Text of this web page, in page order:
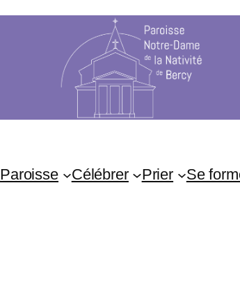
Paroisse Célébrer Prier Se